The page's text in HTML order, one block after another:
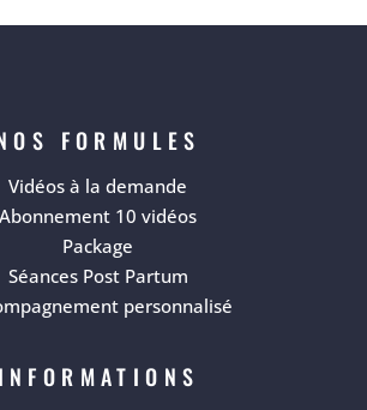
FORMULES
Vidéos à la demande
Abonnement 10 vidéos
Package
Séances Post Partum
personnalisé
INFORMATIONS